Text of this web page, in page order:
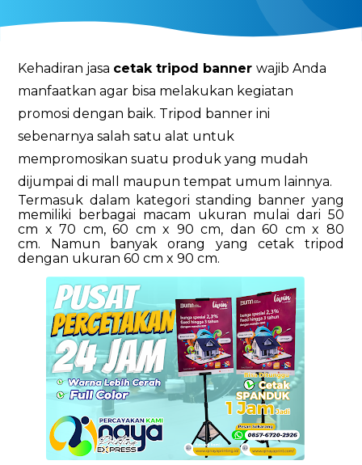
Kehadiran jasa cetak tripod bannerwajib Anda
manfaatkan agar bisa melakukan kegiatan
promosi dengan baik. Tripod banner ini
sebenarnya salah satu alat untuk
mempromosikan suatu produk yang mudah
dijumpai di mall maupun tempat umum lainnya.
Termasuk dalam kategori standing banner yang
memiliki berbagai macam ukuran mulai dari 50
cm x 70 cm, 60 cm x 90 cm, dan 60 cm x 80
cm. Namun banyak orang yangcetak tripod
dengan ukuran 60 cm x 90 cm.